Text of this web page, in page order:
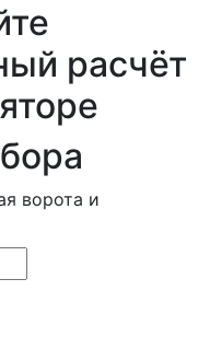
расчёт
ворота и